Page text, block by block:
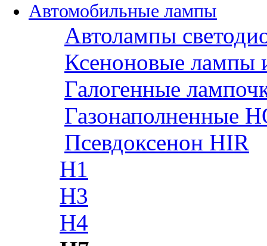
Автомобильные лампы
Автолампы
Ксеноновые лампы
Галогенные
Газонаполненные
Псевдоксенон HIR
H1
H3
H4